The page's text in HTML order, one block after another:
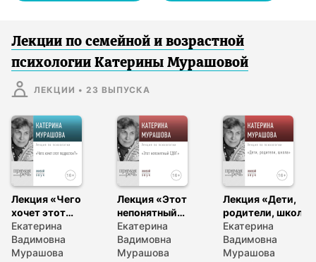
проблем.
Катерина Мурашова – семейный и возрастной психолог с
25-летним стажем, писатель и преподаватель.
Лекции по семейной и возрастной
психологии Катерины Мурашовой
ЛЕКЦИИ • 23 ВЫПУСКА
Лекция «Чего
хочет этот
подросток?»
Екатерина
Вадимовна
Мурашова
Лекция «Этот
непонятный
СДВГ»
Екатерина
Вадимовна
Мурашова
Лекция «Дети,
родители, школа»
Екатерина
Вадимовна
Мурашова